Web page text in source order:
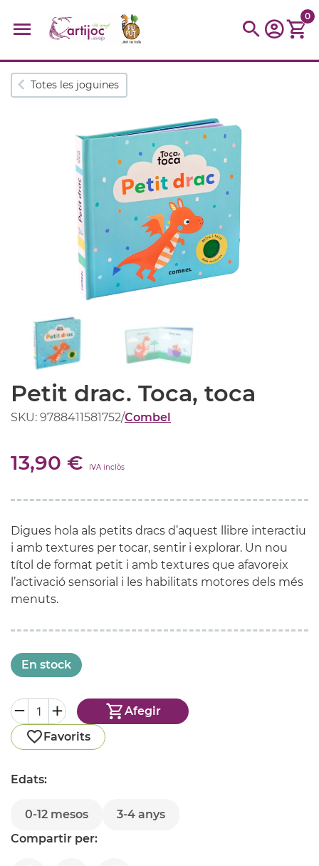
Cerques populars
tinkering kit Cuina viatge
0
Totes les joguines
Petit drac. Toca, toca
SKU: 9788411581752/Combel
13,90 € IVA inclòs
Digues hola als petits dracs d’aquest llibre interactiu
i amb textures per tocar, sentir i explorar. Un nou
títol de format petit i amb textures que afavoreix
l’activació sensorial i les habilitats motores dels més
menuts.
En stock
Afegir
Favorits
Edats:
0-12 mesos
3-4 anys
Compartir per: